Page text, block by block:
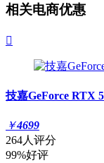
相关电商优惠

技嘉GeForce RTX
￥4699
264人评分
99%好评